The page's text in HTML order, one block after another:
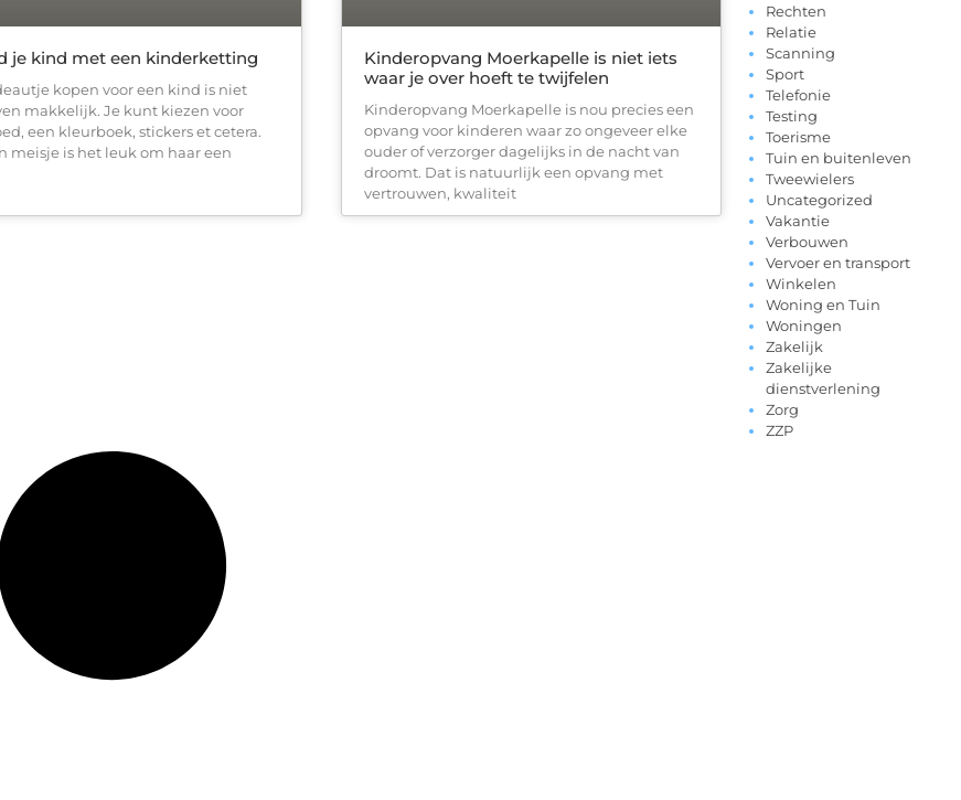
je kind met een kinderketting
kopen voor een kind is niet
makkelijk. Je kunt kiezen voor
een kleurboek, stickers et cetera.
meisje is het leuk om haar een
Kinderopvang Moerkapelle is niet iets
waar je over hoeft te twijfelen
Kinderopvang Moerkapelle is nou precies een
opvang voor kinderen waar zo ongeveer elke
ouder of verzorger dagelijks in de nacht van
droomt. Dat is natuurlijk een opvang met
vertrouwen, kwaliteit
Rechten
Relatie
Scanning
Sport
Telefonie
Testing
Toerisme
Tuin en buitenleven
Tweewielers
Uncategorized
Vakantie
Verbouwen
Vervoer en transport
Winkelen
Woning en Tuin
Woningen
Zakelijk
Zakelijke
dienstverlening
Zorg
ZZP